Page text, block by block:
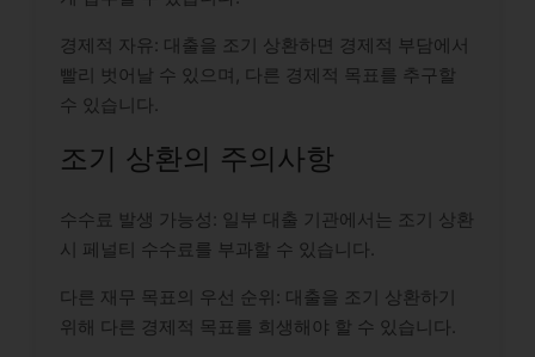
경제적 자유: 대출을 조기 상환하면 경제적 부담에서
빨리 벗어날 수 있으며, 다른 경제적 목표를 추구할
수 있습니다.
조기 상환의 주의사항
수수료 발생 가능성: 일부 대출 기관에서는 조기 상환
시 페널티 수수료를 부과할 수 있습니다.
다른 재무 목표의 우선 순위: 대출을 조기 상환하기
위해 다른 경제적 목표를 희생해야 할 수 있습니다.